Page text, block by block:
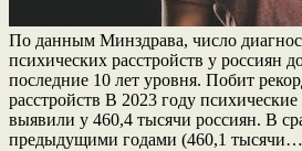
По данным Минздрава, число
психических расстройств у россиян
последние 10 лет уровня. Побит
расстройств В 2023 году
выявили у 460,4 тысячи россиян. В
предыдущими годами (460,1 тысячи…